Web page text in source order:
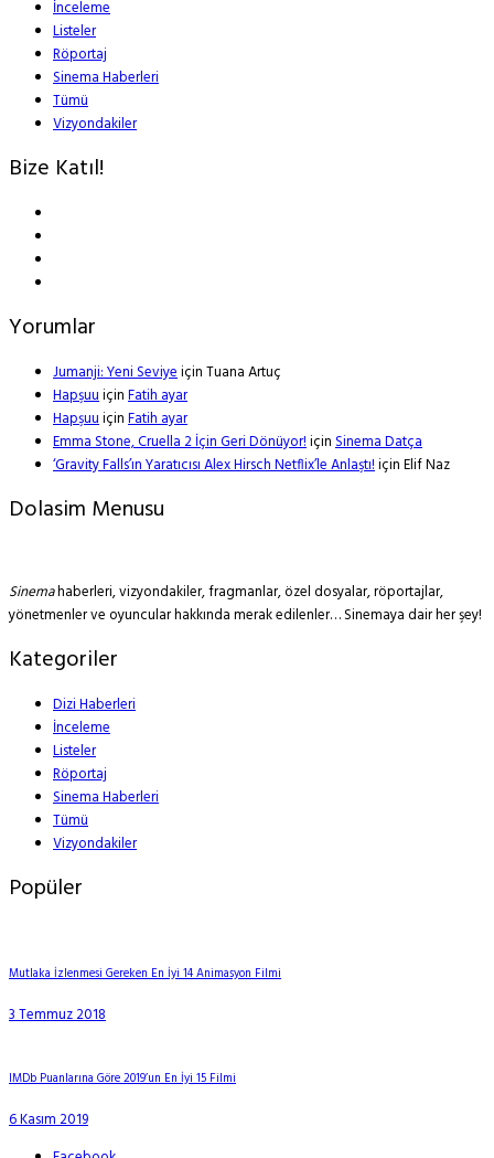
İnceleme
Listeler
Röportaj
Sinema Haberleri
Tümü
Vizyondakiler
Bize Katıl!
Yorumlar
Jumanji: Yeni SeviyeiçinTuana Artuç
HapşuuiçinFatih ayar
HapşuuiçinFatih ayar
Emma Stone, Cruella 2 İçin Geri Dönüyor!içinSinema Datça
‘Gravity Falls’ın Yaratıcısı Alex Hirsch Netflix’le Anlaştı!içinElif Naz
Dolasim Menusu
Sinemahaberleri, vizyondakiler, fragmanlar, özel dosyalar, röportajlar,
yönetmenler ve oyuncular hakkında merak edilenler… Sinemaya dair her şey!
Kategoriler
Dizi Haberleri
İnceleme
Listeler
Röportaj
Sinema Haberleri
Tümü
Vizyondakiler
Popüler
Mutlaka İzlenmesi Gereken En İyi 14 Animasyon Filmi
3 Temmuz 2018
IMDb Puanlarına Göre 2019’un En İyi 15 Filmi
6 Kasım 2019